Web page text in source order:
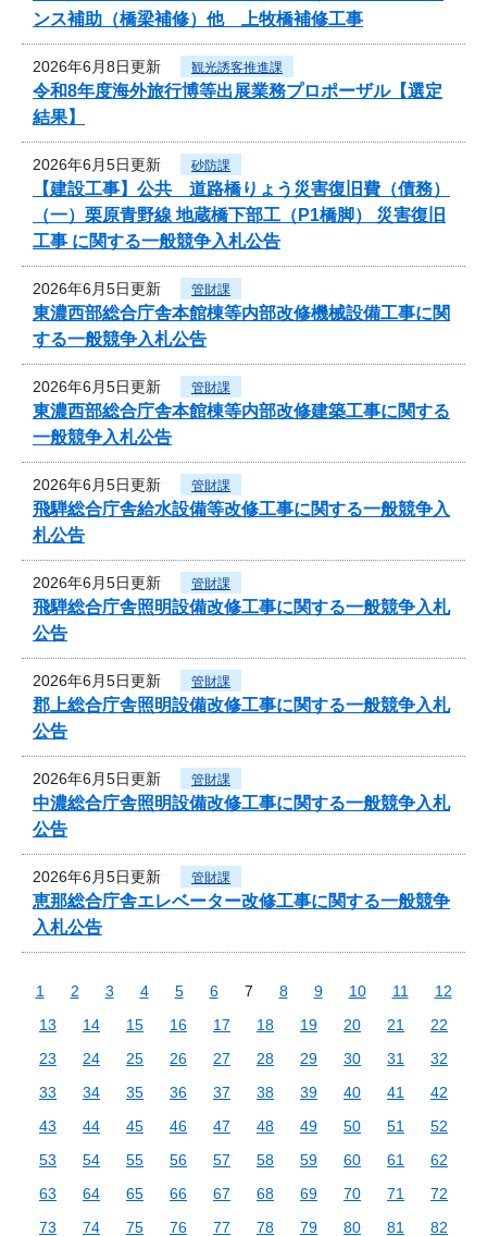
ンス補助（橋梁補修）他 上牧橋補修工事
2026年6月8日更新 観光誘客推進課
令和8年度海外旅行博等出展業務プロポーザル【選定
結果】
2026年6月5日更新 砂防課
【建設工事】公共 道路橋りょう災害復旧費（債務）
（一）栗原青野線 地蔵橋下部工（P1橋脚） 災害復旧
工事 に関する一般競争入札公告
2026年6月5日更新 管財課
東濃西部総合庁舎本館棟等内部改修機械設備工事に関
する一般競争入札公告
2026年6月5日更新 管財課
東濃西部総合庁舎本館棟等内部改修建築工事に関する
一般競争入札公告
2026年6月5日更新 管財課
飛騨総合庁舎給水設備等改修工事に関する一般競争入
札公告
2026年6月5日更新 管財課
飛騨総合庁舎照明設備改修工事に関する一般競争入札
公告
2026年6月5日更新 管財課
郡上総合庁舎照明設備改修工事に関する一般競争入札
公告
2026年6月5日更新 管財課
中濃総合庁舎照明設備改修工事に関する一般競争入札
公告
2026年6月5日更新 管財課
恵那総合庁舎エレベーター改修工事に関する一般競争
入札公告
1 2 3 4 5 6 7 8 9 10 11
12
13
14 15 16 17 18 19 20 21
22
23
24 25 26 27 28 29 30 31
32
33
34 35 36 37 38 39 40 41
42
43
44 45 46 47 48 49 50 51
52
53
54 55 56 57 58 59 60 61
62
63
64 65 66 67 68 69 70 71
72
73
74 75 76 77 78 79 80 81
82